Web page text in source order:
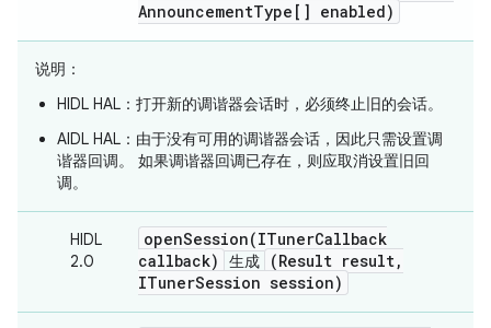
AnnouncementType[] enabled)
说明 ：
HIDL HAL：打开新的调谐器会话时，必须终止旧的会话。
AIDL HAL：由于没有可用的调谐器会话，因此只需设置调
谐器回调。 如果调谐器回调已存在，则应取消设置旧回
调。
HIDL
2.0
openSession(ITunerCallback
callback)
生成 (Result result,
ITunerSession session)